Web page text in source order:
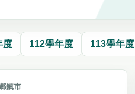
度 112學年度 113學年度
鎮市